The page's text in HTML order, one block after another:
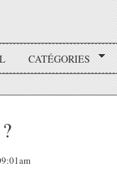
CATÉGORIES